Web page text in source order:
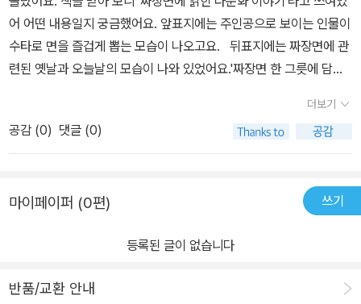
요큰 짐을 들어나르는 짐꾼도, 긴 시간 파도에 시달린 승객도이 갈색
국수를 몹시 반가워 했죠아마도 고향 생각이나서 더 그랬겠죠?자지
앙미엔을 찾는 사람들이 점점 늘어났대요누군가에겐 정겨운 고향 음
식, 다른 누군가에겐 새롭고도 신기한 외국 음식..어느덧 자지앙미엔
을 파는 중국 음식점도 하나둘 늘어났다네요​​ 그사이 아꿍도 쑥쑥 자
라 마을을 주름잡는 골목대장이 되었대요목소리도 우렁차고, 달리기
놀리는 아이들이 많아서요..지금처럼 그때도 다문화가정 아이들에게
는 우리가 모르는 아픔이 많았네요...다문화 가정이 많아진 시대인 현
재에도 다문화 가정을 바라보는 시선들이 곱지만은 않으니..참 씁쓸
때문에 아꿍은 일찍 부터 중국 음식점에서 일을 하게되었어요부지런
것이다. 그림체가 정감있고 부모님이 읽어주시는 듯한 이야기 전개가
참 따뜻하다.
어 어떤 내용일지 궁금했어요. 앞표지에는 주인공으로 보이는 인물이
수타로 면을 즐겁게 뽑는 모습이 나오고요. 뒤표지에는 짜장면에 관
련된 옛날과 오늘날의 모습이 나와 있었어요.'짜장면 한 그릇에 담긴
에는 12장면의 만화가 나오는데요.이 내용에 이어지는 만화는 뒷면지
에 나온답니다.앞면지에는 다원반점으로 짜장면 100그릇의 배달 주
문이 오고요. 책의 주인공인 '아꿍'이 소개되는데요. 바로 아꿍은 엄마
듣기 시작해요. 아꿍네 가족은 산둥의 가뭄과 홍수로 인천 제물포로
이발소를 차렸고요.고향에서 먹던 '자지앙미엔'을 만들어 먹었고 아꿍
식이자 새롭고 신기한 음식이라 인기가 많았어요.아꿍도 쑥쑥 자라
더보기
공감 (0) 댓글 (0)
마이페이퍼 (0편) 쓰기
등록된 글이 없습니다
반품/교환 안내